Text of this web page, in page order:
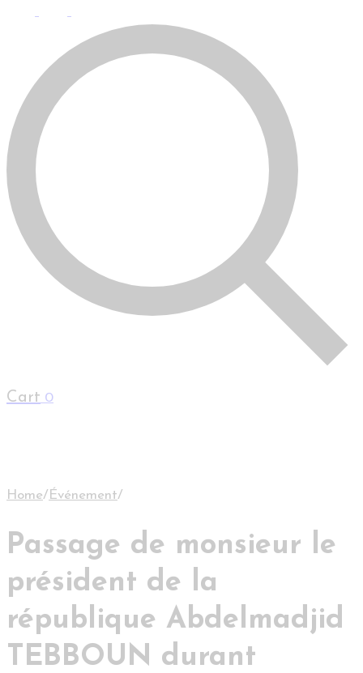
Cart 0
Home/ Événement/
Passage de monsieur le
président de la
république Abdelmadjid
TEBBOUN durant